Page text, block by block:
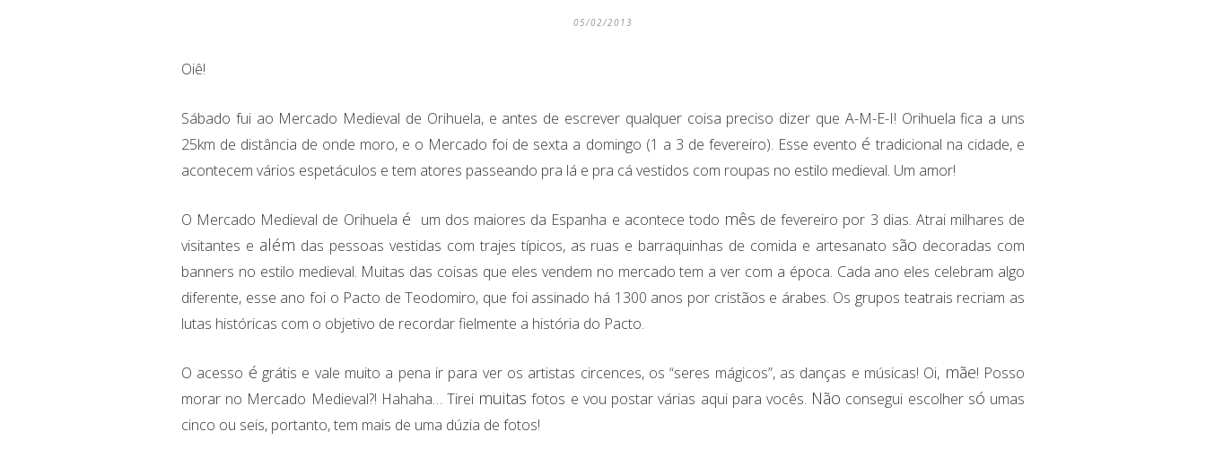
05/02/2013
Oiê!
Sábado fui ao Mercado Medieval de Orihuela, e antes de escrever qualquer coisa preciso dizer que A-M-E-I! Orihuela fica a uns
25km de distância de onde moro, e o Mercado foi de sexta a domingo (1 a 3 de fevereiro). Esse evento é tradicional na cidade, e
acontecem vários espetáculos e tem atores passeando pra lá e pra cá vestidos com roupas no estilo medieval. Um amor!
O Mercado Medieval de Orihuela é um dos maiores da Espanha e acontece todo mês de fevereiro por 3 dias. Atrai milhares de
visitantes e além das pessoas vestidas com trajes típicos, as ruas e barraquinhas de comida e artesanato são decoradas com
banners no estilo medieval. Muitas das coisas que eles vendem no mercado tem a ver com a época. Cada ano eles celebram algo
diferente, esse ano foi o Pacto de Teodomiro, que foi assinado há 1300 anos por cristãos e árabes. Os grupos teatrais recriam as
lutas históricas com o objetivo de recordar fielmente a história do Pacto.
O acesso é grátis e vale muito a pena ir para ver os artistas circences, os “seres mágicos”, as danças e músicas! Oi, mãe! Posso
morar no Mercado Medieval?! Hahaha… Tirei muitas fotos e vou postar várias aqui para vocês. Não consegui escolher só umas
cinco ou seis, portanto, tem mais de uma dúzia de fotos!